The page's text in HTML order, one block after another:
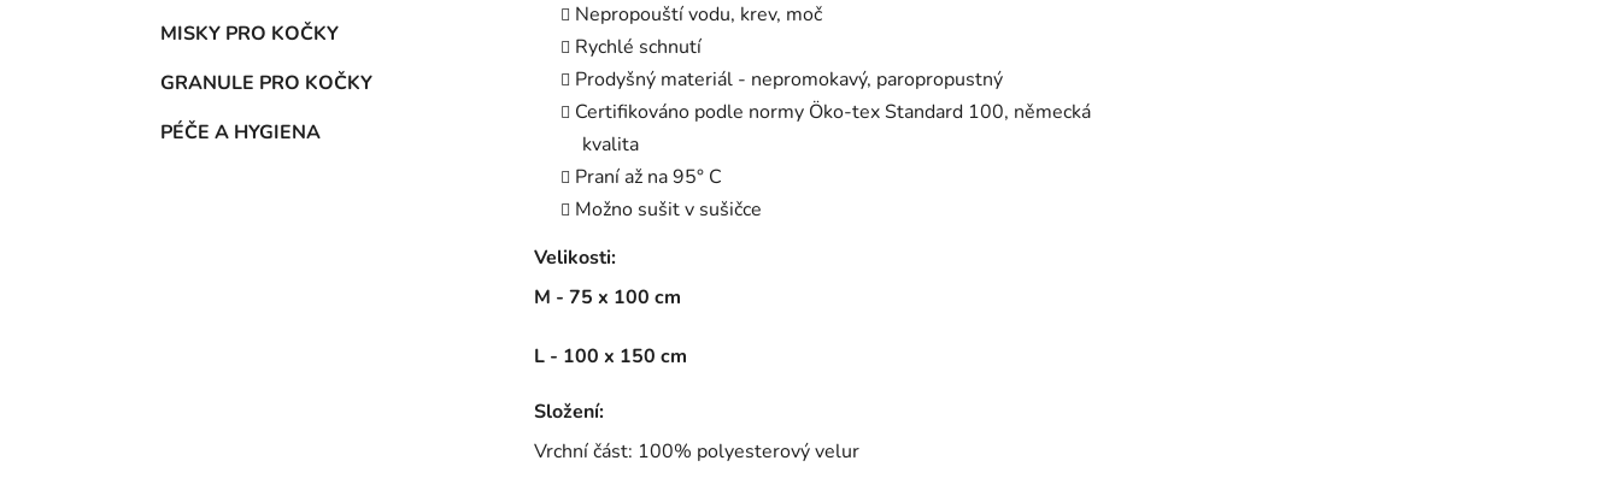
MISKY PRO KOČKY
GRANULE PRO KOČKY
PÉČE A HYGIENA
Nepropouští vodu, krev, moč
Rychlé schnutí
Prodyšný materiál - nepromokavý, paropropustný
Certifikováno podle normy Öko-tex Standard 100, německá
kvalita
Praní až na 95° C
Možno sušit v sušičce
Velikosti:
M - 75 x 100 cm
L - 100 x 150 cm
Složení:
Vrchní část: 100% polyesterový velur